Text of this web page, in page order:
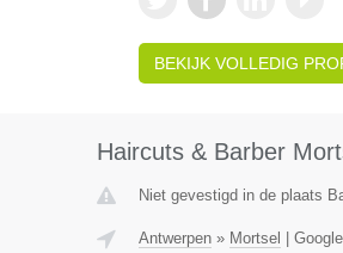
BEKIJK VOLLEDIG
Haircuts & Barber
Niet gevestigd in de plaats
Antwerpen» Mortsel